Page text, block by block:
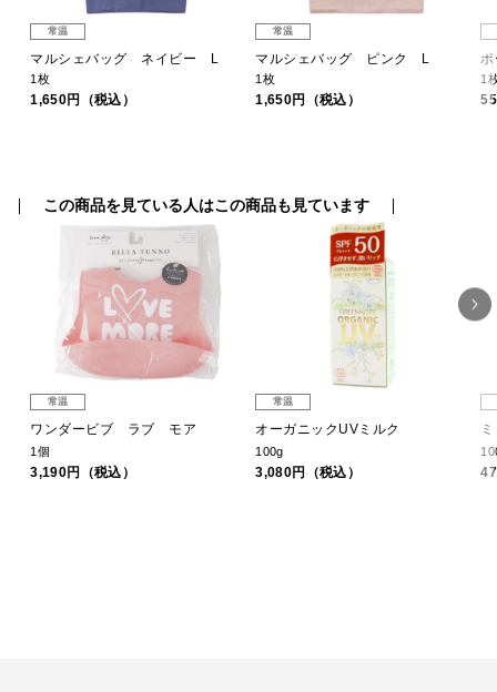
常温
マルシェバッグ ネイビー L
1枚
1,650円（税込）
常温
マルシェバッグ ピンク L
1枚
1,650円（税込）
1
この商品を見ている人はこの商品も見ています
常温
ワンダービブ ラブ モア
1個
3,190円（税込）
常温
オーガニックUVミルク
100g
3,080円（税込）